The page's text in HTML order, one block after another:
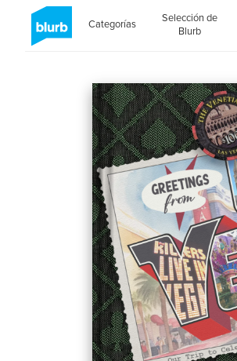
Categorías
Selección de
Blurb